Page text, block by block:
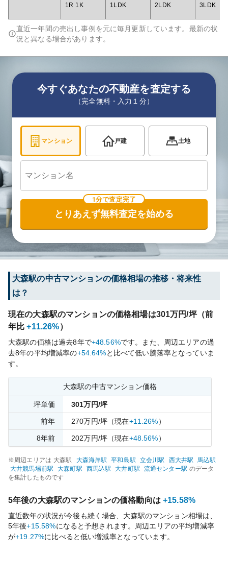
1R 1K 1LDK 2LDK 3LDK
直近一年間の売出し事例を元に毎月更新しています。最新の状
況と異なる場合があります。
今すぐあなたの不動産を査定する
（完全無料・入力１分）
マンション 戸建 土地
1分で査定完了
とりあえず無料査定を始める
大森駅の中古マンションの価格相場の推移・将来性
は？
現在の大森駅のマンションの価格相場は301万円/坪（前
年比 +11.26%）
大森駅の価格は過去8年で+48.56%です。
また、周辺エリアの過
去8年の平均増減率の+54.64%と比べて低い騰落率となっていま
す。
大森駅の中古マンション価格
坪単価 301万円/坪
前年 270万円/坪 （現在+11.26%）
8年前 202万円/坪 （現在+48.56%）
※周辺エリアは 大森駅 大森海岸駅 平和島駅 立会川駅 西大井駅 馬込駅
大井競馬場前駅 大森町駅 西馬込駅 大井町駅 流通センター駅 のデータ
を集計したものです
5年後の大森駅のマンションの価格動向は +15.58%
直近数年の状況が今後も続く場合、 大森駅のマンション相場は、
5年後+15.58%になると予想されます。周辺エリアの平均増減率
が+19.27%に比べると低い増減率となっています。